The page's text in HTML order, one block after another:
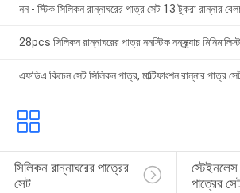
নন - স্টিক সিলিকন রান্নাঘরের পাত্র সেট 13 টুকরা রান্নার
28pcs সিলিকন রান্নাঘরের পাত্র ননস্টিক ননস্ক্র্যাচ
এফডিএ কিচেন সেট সিলিকন পাত্র, মাল্টিফাংশন রান্নার পাত্র
সিলিকন রান্নাঘরের পাত্রের
সেট
স্টেইনলেস
পাত্রের